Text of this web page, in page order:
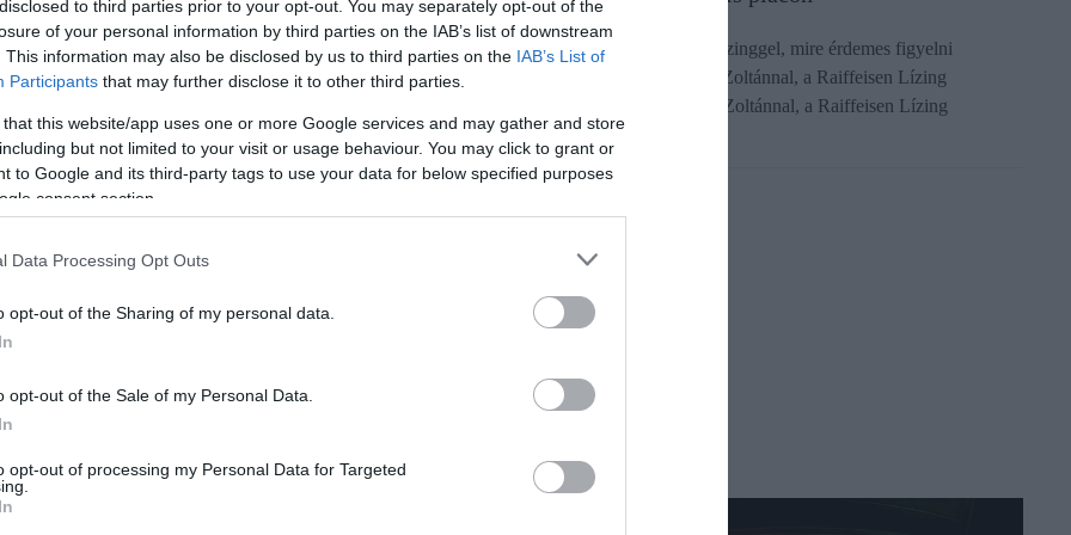
to third parties prior to your opt-out. You may separately opt-out of the
of your personal information by third parties on the IAB’s list of downstream
This information may also be disclosed by us to third parties on the IAB’s List of
Participants that may further disclose it to other third parties.
that this website/app uses one or more Google services and may gather and store
but not limited to your visit or usage behaviour. You may click to grant or
to Google and its third-party tags to use your data for below specified purposes
consent section.
Data Processing Opt Outs
opt-out of the Sharing of my personal data.
opt-out of the Sale of my Personal Data.
opt-out of processing my Personal Data for Targeted
ára változik: bruttó 4 forinttal
ára változatlan marad. Ennek
számíthatnak árváltozásra a hazai
a holtankoljak.hu.
Mit nyerhetnek a kkv-k a lízinggel, mire érdemes figyelni
szerződéskötés előtt? Kiss Zoltánnal, a Raiffeisen Lízing
üzletágvezetőjével, és Vér Zoltánnal, a Raiffeisen Lízing
értékesítési vezetőjével…